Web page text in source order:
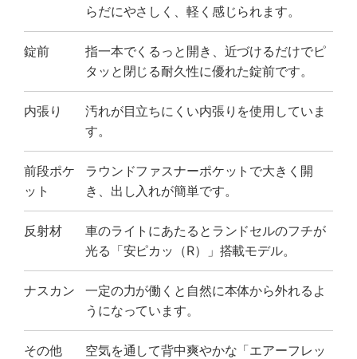
らだにやさしく、軽く感じられます。
錠前
指一本でくるっと開き、近づけるだけでピ
タッと閉じる耐久性に優れた錠前です。
内張り
汚れが目立ちにくい内張りを使用していま
す。
前段ポケ
ット
ラウンドファスナーポケットで大きく開
き、出し入れが簡単です。
反射材
車のライトにあたるとランドセルのフチが
光る「安ピカッ（R）」搭載モデル。
ナスカン
一定の力が働くと自然に本体から外れるよ
うになっています。
その他
空気を通して背中爽やかな「エアーフレッ